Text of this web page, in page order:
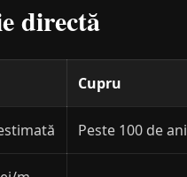
directă
Cupru
Peste 100 de ani